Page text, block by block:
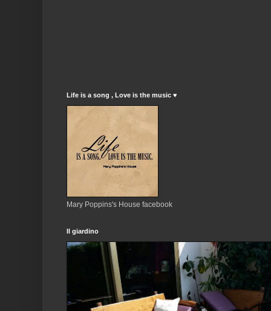
Life is a song , Love is the music ♥
Mary Poppins's House facebook
Il giardino